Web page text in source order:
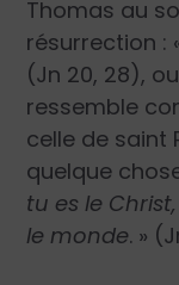
Thomas au
résurrection :
(Jn 20, 28),
ressemble
celle de saint
quelque
tu es le
le monde. »